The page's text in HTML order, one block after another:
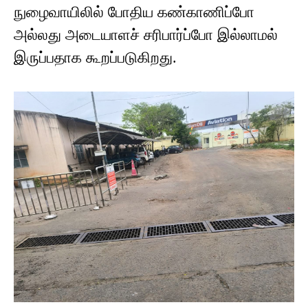
நுழைவாயிலில் போதிய கண்காணிப்போ
அல்லது அடையாளச் சரிபார்ப்போ இல்லாமல்
இருப்பதாக கூறப்படுகிறது.